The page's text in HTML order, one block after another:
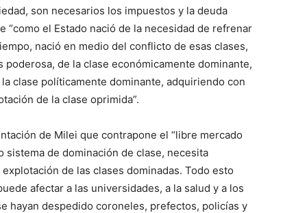
son necesarios los impuestos y la deuda
“como el Estado nació de la necesidad de refrenar
nació en medio del conflicto de esas clases,
de la clase económicamente dominante,
clase políticamente dominante, adquiriendo con
de la clase oprimida”.
de Milei que contrapone el “libre mercado
sistema de dominación de clase, necesita
de las clases dominadas. Todo esto
afectar a las universidades, a la salud y a los
hayan despedido coroneles, prefectos, policías y